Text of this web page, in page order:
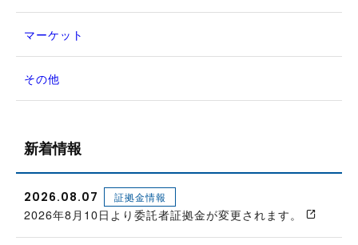
マーケット
その他
新着情報
2026.08.07 証拠金情報
2026年8月10日より委託者証拠金が変更されます。